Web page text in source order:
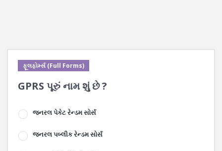
ફૂલફોર્મ્સ (Full Forms)
GPRS પૂરું નામ શું છે ?
જનરલ પેકેટ રેન્ડમ સોર્સ
જનરલ પબ્લીક રેન્ડમ સોર્સ